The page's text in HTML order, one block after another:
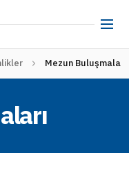
Mezun Buluşmaları